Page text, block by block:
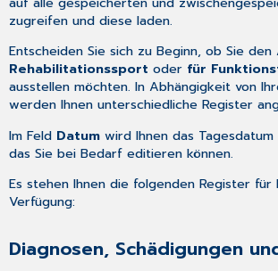
zugreifen und diese laden.
Entscheiden Sie sich zu Beginn, ob Sie
Rehabilitationssport oder für
ausstellen möchten. In Abhängigkeit von
werden Ihnen unterschiedliche Register
Im Feld Datum wird Ihnen das
das Sie bei Bedarf editieren können.
Es stehen Ihnen die folgenden Register für
Verfügung:
Diagnosen, Schädigungen